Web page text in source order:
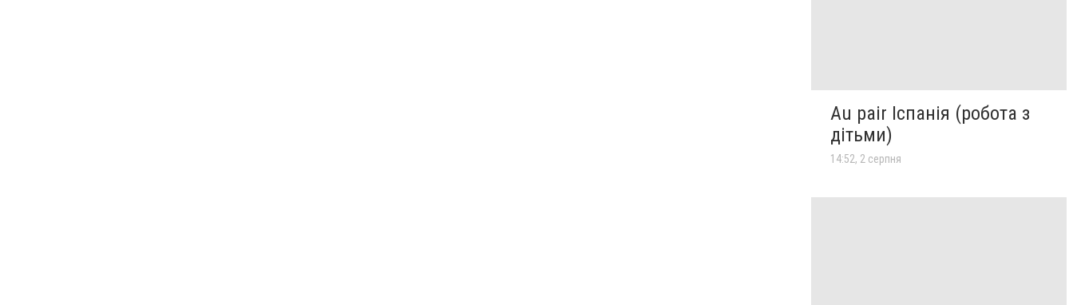
Au pair Іспанія (робота з
дітьми)
14:52, 2 серпня